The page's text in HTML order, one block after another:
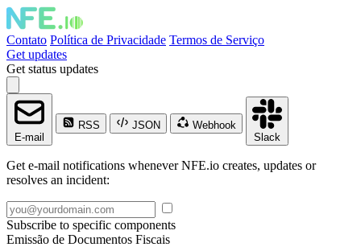
Contato Política de Privacidade Termos de Serviço
Get updates
Get status updates
E-mail
RSS JSON
Webhook
Slack
Get e-mail notifications whenever NFE.io creates, updates or
resolves an incident:
Subscribe to specific components
Emissão de Documentos Fiscais